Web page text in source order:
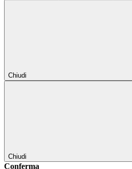
Chiudi
Chiudi
Conferma